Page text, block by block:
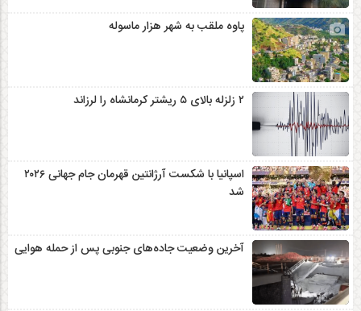
پاوه ملقب به شهر هزار ماسوله
۲ زلزله‌ بالای ۵ ریشتر کرمانشاه را لرزاند
اسپانیا با شکست آرژانتین قهرمان جام جهانی ۲۰۲۶
شد
آخرین وضعیت جاده‌های جنوبی پس از حمله هوایی